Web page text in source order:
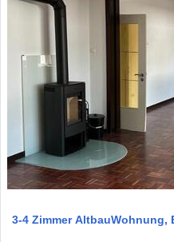
3-4 Zimmer AltbauWohnung,